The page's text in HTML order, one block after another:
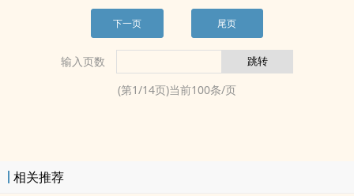
下一页 尾页
输入页数
(第1/14页)当前100条/页
相关推荐